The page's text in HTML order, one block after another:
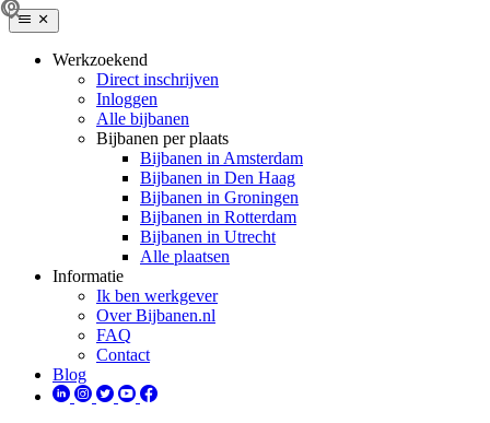
Werkzoekend
Direct inschrijven
Inloggen
Alle bijbanen
Bijbanen per plaats
Bijbanen in Amsterdam
Bijbanen in Den Haag
Bijbanen in Groningen
Bijbanen in Rotterdam
Bijbanen in Utrecht
Alle plaatsen
Informatie
Ik ben werkgever
Over Bijbanen.nl
FAQ
Contact
Blog